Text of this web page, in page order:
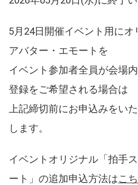
5月24日開催イベント用にオ
アバター・エモートを
イベント参加者全員が会場
登録をご希望される場合は
上記締切前にお申込みをい
します。
イベントオリジナル「拍手
ート」の追加申込方法はこ